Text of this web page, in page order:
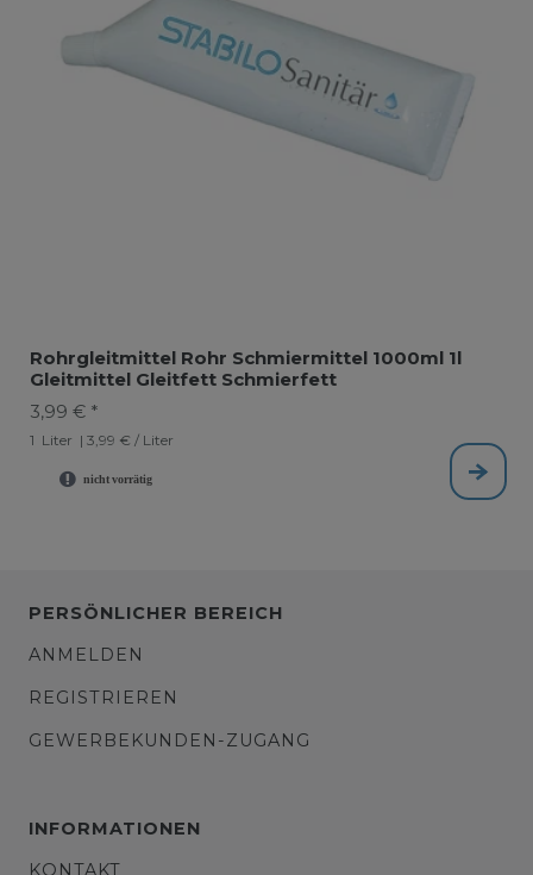
Rohrgleitmittel Rohr Schmiermittel 1000ml 1l
Gleitmittel Gleitfett Schmierfett
3,99 € *
1 Liter | 3,99 € / Liter
PERSÖNLICHER BEREICH
ANMELDEN
REGISTRIEREN
GEWERBEKUNDEN-ZUGANG
INFORMATIONEN
KONTAKT